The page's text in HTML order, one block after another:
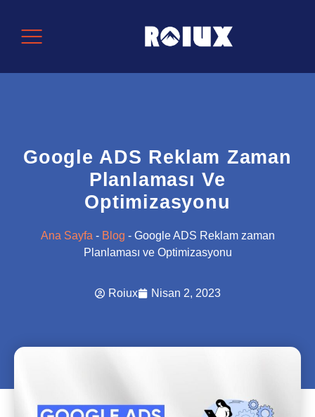
Google ADS Reklam Zaman
Planlaması Ve
Optimizasyonu
Ana Sayfa - Blog - Google ADS Reklam zaman
Planlaması ve Optimizasyonu
Roiux Nisan 2, 2023